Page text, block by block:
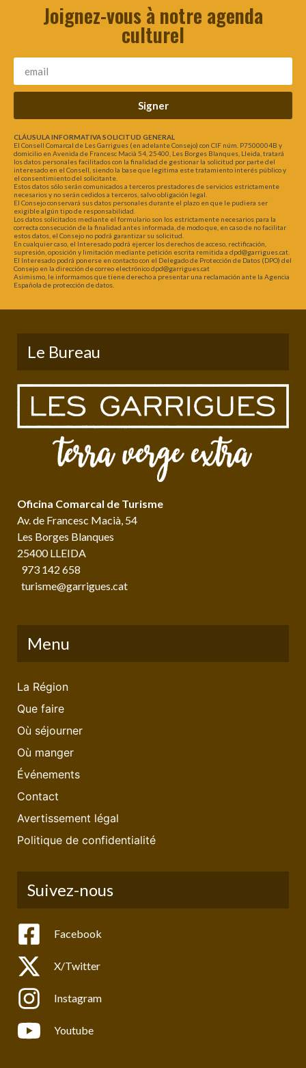
Joignez-vous à notre agenda
culturel
Signer
CLÁUSULA INFORMATIVA SOLICITUD GENERAL
El Consell Comarcal de Les Garrigues (en adelante Consejo) con CIF núm. P7500004B y
domicilio en Avenida de Francesc Macià 54, 25400, Les Borges Blanques, Lleida, tratará
los datos personales facilitados con la finalidad de gestionar la solicitud por parte del
interesado en el Consell, siendo la base que legitima este tratamiento interés público y
el consentimiento del solicitante.
Estos datos sólo serán comunicados a terceros prestadores de servicios estrictamente
necesarios y no serán cedidos a terceros, salvo obligación legal.
El Consejo conservará sus datos personales durante el plazo en que le pudiera ser
exigible algún tipo de responsabilidad.
Los datos solicitados mediante el formulario son los estrictamente necesarios para la
correcta consecución de la finalidad antes informada, de modo que, en caso de no facilitar
estos datos, el Consejo no podrá garantizar su solicitud.
En cualquier caso, el Interesado podrá ejercer los derechos de acceso, rectificación,
supresión, oposición y limitación mediante petición escrita remitida a dpd@garrigues.cat.
El Interesado podrá ponerse en contacto con el Delegado de Protección de Datos (DPO) del
Consejo en la dirección de correo electrónico dpd@garrigues.cat
Asimismo, le informamos que tiene derecho a presentar una reclamación ante la Agencia
Española de protección de datos.
Le Bureau
Oficina Comarcal de Turisme
Av. de Francesc Macià, 54
Les Borges Blanques
25400 LLEIDA
973 142 658
turisme@garrigues.cat
Menu
La Région
Que faire
Où séjourner
Où manger
Événements
Contact
Avertissement légal
Politique de confidentialité
Suivez-nous
Facebook
X/Twitter
Instagram
Youtube